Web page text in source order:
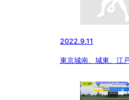
2022.9.11
東京城南、城東、江
支部予選